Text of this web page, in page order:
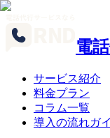
電
サービス紹介
料金プラン
コラム一覧
導入の流れガ